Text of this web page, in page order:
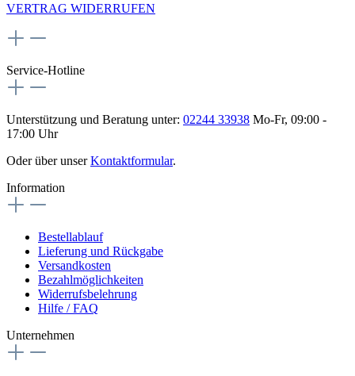
VERTRAG WIDERRUFEN
Service-Hotline
Unterstützung und Beratung unter: 02244 33938 Mo-Fr, 09:00 -
17:00 Uhr
Oder über unserKontaktformular.
Information
Bestellablauf
Lieferung und Rückgabe
Versandkosten
Bezahlmöglichkeiten
Widerrufsbelehrung
Hilfe / FAQ
Unternehmen